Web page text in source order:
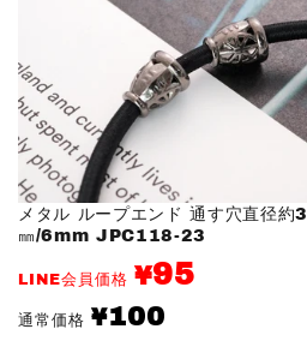
メタル ループエンド 通す穴直径約3
㎜/6mm JPC118-23
LINE会員価格 ¥95
通常価格
通
常
¥100